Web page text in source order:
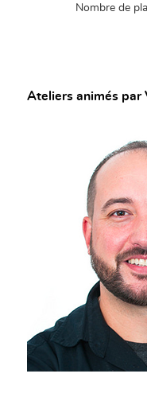
Nombre de
Ateliers animés par